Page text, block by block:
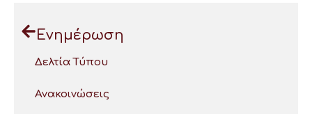
Ενημέρωση
Δελτία Τύπου
Ανακοινώσεις